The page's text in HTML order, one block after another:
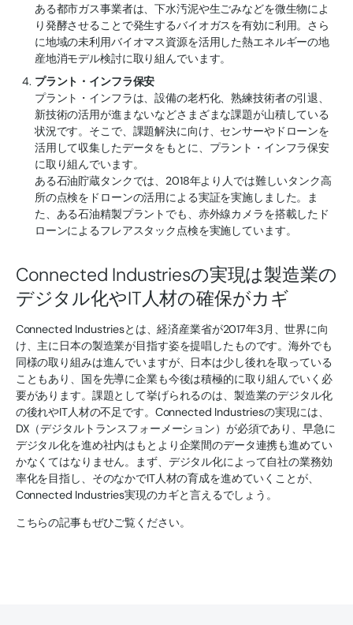
ある都市ガス事業者は、下水汚泥や生ごみなどを微生物によ
り発酵させることで発生するバイオガスを有効に利用。さら
に地域の未利用バイオマス資源を活用した熱エネルギーの地
産地消モデル検討に取り組んでいます。
プラント・インフラ保安
プラント・インフラは、設備の老朽化、熟練技術者の引退、
新技術の活用が進まないなどさまざまな課題が山積している
状況です。そこで、課題解決に向け、センサーやドローンを
活用して収集したデータをもとに、プラント・インフラ保安
に取り組んでいます。
ある石油貯蔵タンクでは、2018年より人では難しいタンク高
所の点検をドローンの活用による実証を実施しました。ま
た、ある石油精製プラントでも、赤外線カメラを搭載したド
ローンによるフレアスタック点検を実施しています。
Connected Industriesの実現は製造業の
デジタル化やIT人材の確保がカギ
Connected Industriesとは、経済産業省が2017年3月、世界に向
け、主に日本の製造業が目指す姿を提唱したものです。海外でも
同様の取り組みは進んでいますが、日本は少し後れを取っている
こともあり、国を先導に企業も今後は積極的に取り組んでいく必
要があります。課題として挙げられるのは、製造業のデジタル化
の後れやIT人材の不足です。Connected Industriesの実現には、
DX（デジタルトランスフォーメーション）が必須であり、早急に
デジタル化を進め社内はもとより企業間のデータ連携も進めてい
かなくてはなりません。まず、デジタル化によって自社の業務効
率化を目指し、そのなかでIT人材の育成を進めていくことが、
Connected Industries実現のカギと言えるでしょう。
こちらの記事もぜひご覧ください。